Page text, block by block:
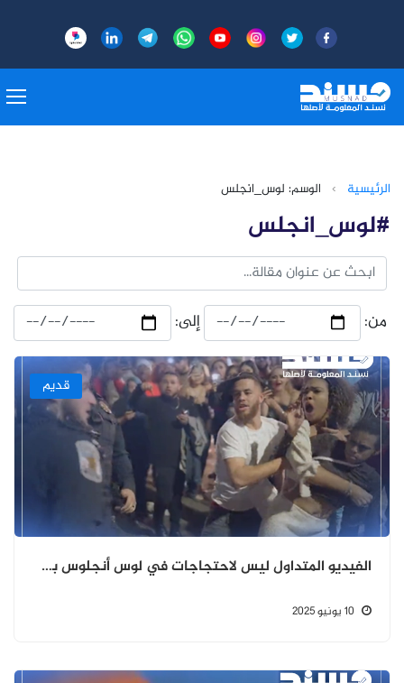
الرئيسية › الوسم: لوس_انجلس
#لوس_انجلس
من: إلى:
قديم
الفيديو المتداول ليس لاحتجاجات في لوس أنجلوس بل لاحتفالات السنة الميلادية في تكساس 2023